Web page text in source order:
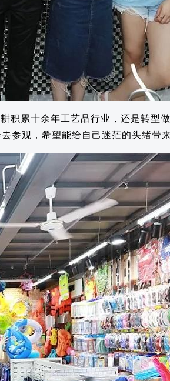
积累十余年工艺品行业，还是转型
参观，希望能给自己迷茫的头绪带来